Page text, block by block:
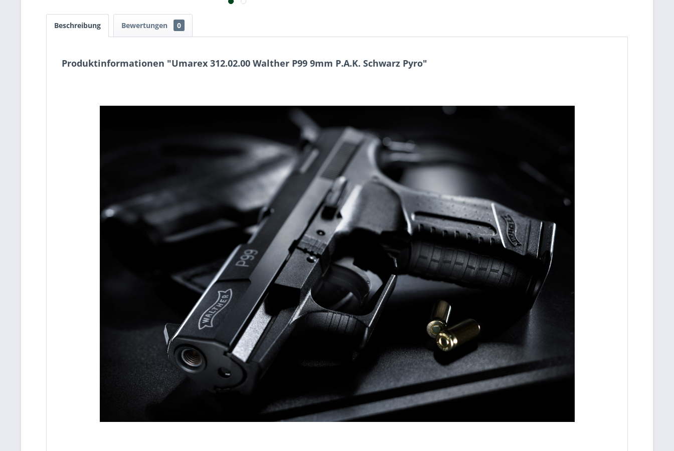
Beschreibung Bewertungen 0
Produktinformationen "Umarex 312.02.00 Walther P99 9mm P.A.K. Schwarz Pyro"